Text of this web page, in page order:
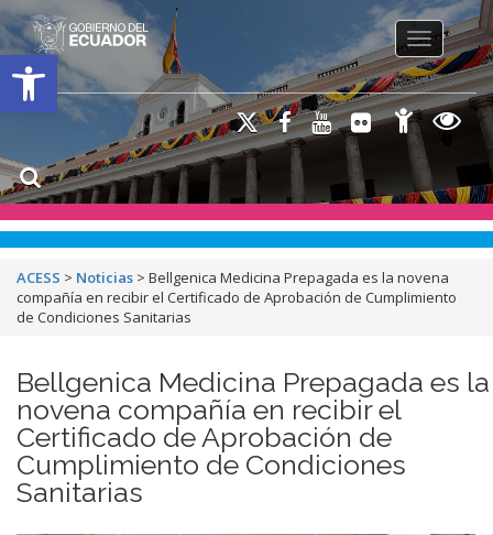
Open toolbar
Toggle
ACESS > Noticias > Bellgenica Medicina Prepagada es la novena
compañía en recibir el Certificado de Aprobación de Cumplimiento
de Condiciones Sanitarias
Bellgenica Medicina Prepagada es la
novena compañía en recibir el
Certificado de Aprobación de
Cumplimiento de Condiciones
Sanitarias